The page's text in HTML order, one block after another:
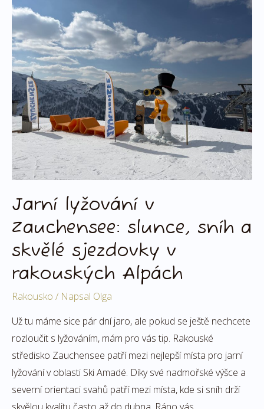
Jarní lyžování v
Zauchensee: slunce, sníh a
skvělé sjezdovky v
rakouských Alpách
Rakousko / Napsal Olga
Už tu máme sice pár dní jaro, ale pokud se ještě nechcete
rozloučit s lyžováním, mám pro vás tip. Rakouské
středisko Zauchensee patří mezi nejlepší místa pro jarní
lyžování v oblasti Ski Amadé. Díky své nadmořské výšce a
severní orientaci svahů patří mezi místa, kde si sníh drží
Jarní
lyžování
v
Zauchensee:
slunce,
sníh
a
skvělé
sjezdovky
v
rakouských
Alpách